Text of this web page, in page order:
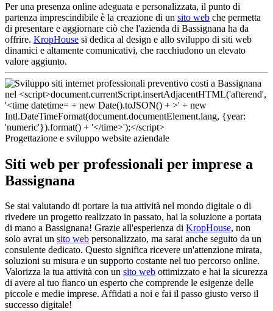
Per una presenza online adeguata e personalizzata, il punto di
partenza imprescindibile è la creazione di un sito web che permetta
di presentare e aggiornare ciò che l'azienda di Bassignana ha da
offrire. KropHouse si dedica al design e allo sviluppo di siti web
dinamici e altamente comunicativi, che racchiudono un elevato
valore aggiunto.
Progettazione e sviluppo website aziendale
Siti web per professionali per imprese a
Bassignana
Se stai valutando di portare la tua attività nel mondo digitale o di
rivedere un progetto realizzato in passato, hai la soluzione a portata
di mano a Bassignana! Grazie all'esperienza di KropHouse, non
solo avrai un sito web personalizzato, ma sarai anche seguito da un
consulente dedicato. Questo significa ricevere un'attenzione mirata,
soluzioni su misura e un supporto costante nel tuo percorso online.
Valorizza la tua attività con un sito web ottimizzato e hai la sicurezza
di avere al tuo fianco un esperto che comprende le esigenze delle
piccole e medie imprese. Affidati a noi e fai il passo giusto verso il
successo digitale!